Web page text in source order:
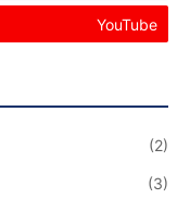
YouTube
(2)
(3)